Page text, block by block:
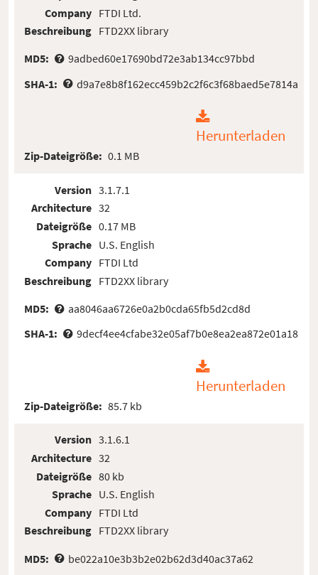
Company
Beschreibung
FTDI Ltd.
FTD2XX library
MD5:
9adbed60e17690bd72e3ab134cc97bbd
SHA-1:
d9a7e8b8f162ecc459b2c2f6c3f68baed5e7814a
Herunterladen
Zip-Dateigröße: 0.1 MB
Version
Architecture
Dateigröße
Sprache
Company
Beschreibung
3.1.7.1
32
0.17 MB
U.S. English
FTDI Ltd
FTD2XX library
MD5:
aa8046aa6726e0a2b0cda65fb5d2cd8d
SHA-1:
9decf4ee4cfabe32e05af7b0e8ea2ea872e01a18
Herunterladen
Zip-Dateigröße: 85.7 kb
Version
Architecture
Dateigröße
Sprache
Company
Beschreibung
3.1.6.1
32
80 kb
U.S. English
FTDI Ltd
FTD2XX library
MD5:
be022a10e3b3b2e02b62d3d40ac37a62